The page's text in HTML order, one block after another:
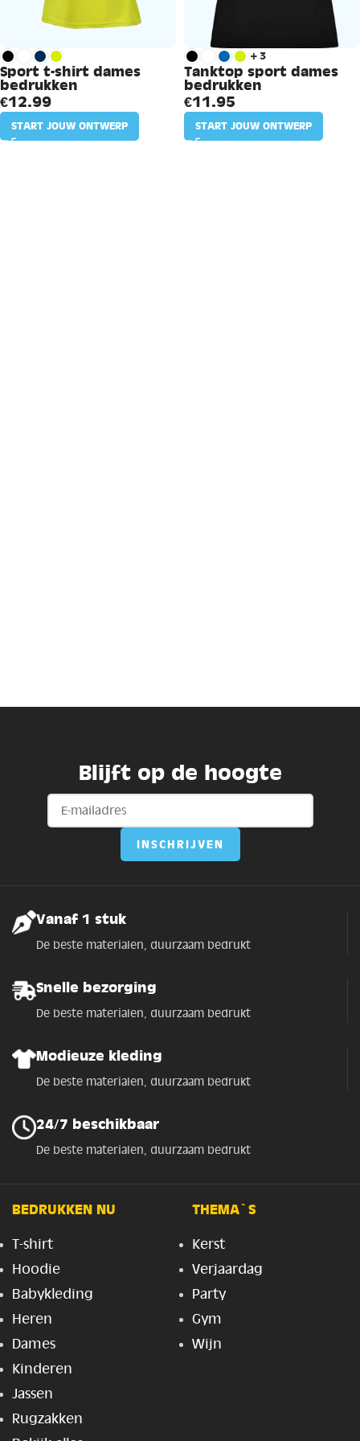
Sport t-shirt dames
bedrukken
€12.99
START JOUW ONTWERP
+3
Tanktop sport dames
bedrukken
€11.95
START JOUW ONTWERP
Blijft op de hoogte
Vanaf 1 stuk
De beste materialen, duurzaam bedrukt
Snelle bezorging
De beste materialen, duurzaam bedrukt
Modieuze kleding
De beste materialen, duurzaam bedrukt
24/7 beschikbaar
De beste materialen, duurzaam bedrukt
BEDRUKKEN NU
T-shirt
Hoodie
Babykleding
Heren
Dames
Kinderen
Jassen
Rugzakken
THEMA`S
Kerst
Verjaardag
Party
Gym
Wijn